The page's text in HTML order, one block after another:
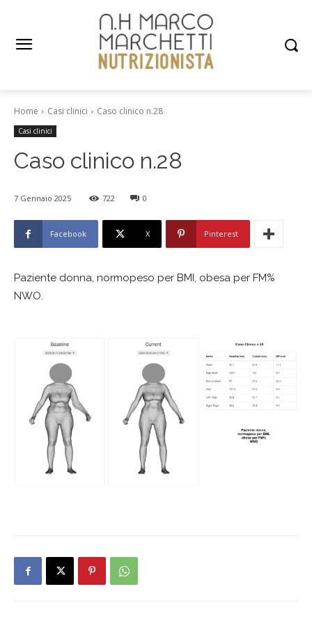
Home Casi clinici Caso clinico n.28
Casi clinici
Caso clinico n.28
7 Gennaio 2025 722 0
Facebook X Pinterest
Paziente donna, normopeso per BMI, obesa per FM%
NWO.